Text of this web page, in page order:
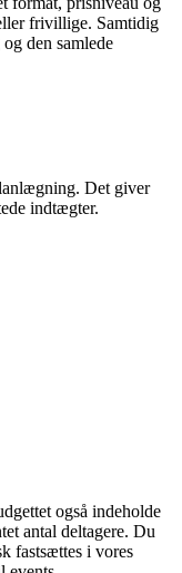
frivillige. Samtidig
den samlede
Det giver
indtægter.
også indeholde
antal deltagere. Du
fastsættes i vores